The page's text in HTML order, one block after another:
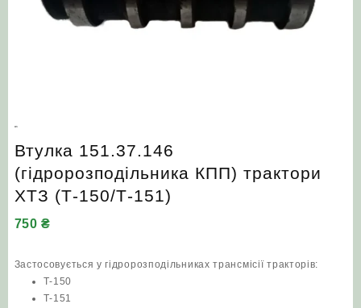
Втулка 151.37.146
(гідророзподільника КПП) трактори
ХТЗ (Т-150/Т-151)
750₴
Застосовується у гідророзподільниках трансмісії тракторів:
Т-150
Т-151